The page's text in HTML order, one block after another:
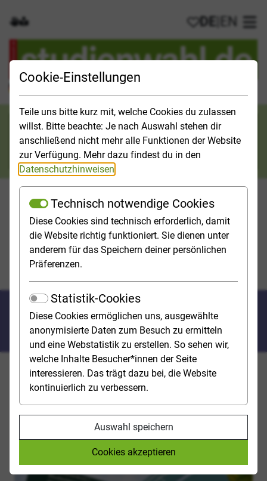
Cookie-Einstellungen
Teile uns bitte kurz mit, welche Cookies du zulassen
willst. Bitte beachte: Je nach Auswahl stehen dir
anschließend nicht mehr alle Funktionen der Website
zur Verfügung. Mehr dazu findest du in den
Datenschutzhinweisen
Technisch notwendige Cookies
Diese Cookies sind technisch erforderlich, damit
die Website richtig funktioniert. Sie dienen unter
anderem für das Speichern deiner persönlichen
Präferenzen.
Statistik-Cookies
Diese Cookies ermöglichen uns, ausgewählte
anonymisierte Daten zum Besuch zu ermitteln
und eine Webstatistik zu erstellen. So sehen wir,
welche Inhalte Besucher*innen der Seite
interessieren. Das trägt dazu bei, die Website
kontinuierlich zu verbessern.
Auswahl speichern
Cookies akzeptieren
Gebärdensprache
Leichte Sprache
Meine
DE EN
Suchkategorie
Orientieren Studieninfos Studienfelder
StartseiteBewerbung
Wo muss ich mich für ein
Studium bewerben?
Für Studiengänge mit Zulassungsbeschränkung musst
du dich um einen Studienplatz bewerben – entweder
direkt bei der Hochschule ODER über
hochschulstart.de, das zentrale Bewerbungsportal der
Stiftung für Hochschulzulassung (SfH).